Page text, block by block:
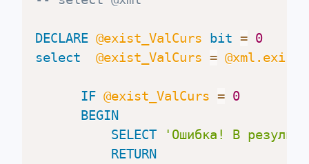
DECLARE @exist_ValCurs bit = 0
select
@exist_ValCurs = @xml.exist
IF @exist_ValCurs = 0
BEGIN
SELECT
'Ошибка! В
RETURN